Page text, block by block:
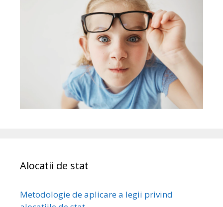
Alocatii de stat
Metodologie de aplicare a legii privind